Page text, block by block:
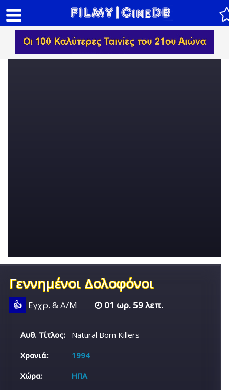
Γεννημένοι Δολοφόνοι
👍 Εγχρ. & Α/Μ 01 ωρ. 59 λεπ.
Αυθ. Τίτλος:
Natural Born Killers
Χρονιά:
1994
Χώρα:
ΗΠΑ